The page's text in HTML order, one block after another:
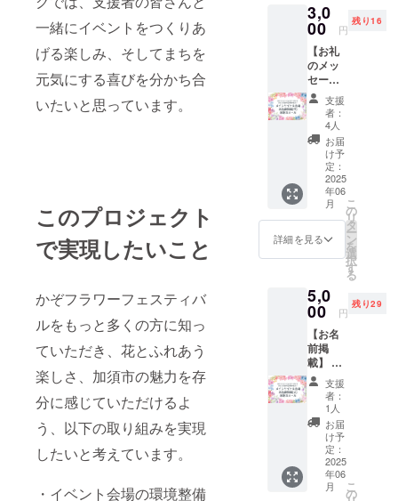
一緒にイベントをつくりあ
げる楽しみ、そしてまちを
元気にする喜びを分かち合
いたいと思っています。
このプロジェクト
で実現したいこと
かぞフラワーフェスティバ
ルをもっと多くの方に知っ
ていただき、花とふれあう
楽しさ、加須市の魅力を存
分に感じていただけるよ
う、以下の取り組みを実現
したいと考えています。
・イベント会場の環境整備
名前を
ご記入
くださ
い。
（15文
字ま
で）
イト
に、支
援者様
のお名
前
（ニッ
クネー
ム）を
掲載し
ます。
・掲載
期間：
2025年
5月〜
2026年
4月まで
の1年間
み、ロ
ゴ／バ
ナーの
掲載は
不可 ・
掲載サ
イズ：
小 ・支
援時、
必ず備
考欄に
希望さ
れるお
名前を
ご記入
3,0
00 円
残り16
【お礼
のメッ
セージ
＆お名
前掲
載・中
サイ
ズ】 感
謝の気
持ちを
込め
て、お
礼の
メッ
セージ
をお送
す。 メ
インサ
イト
に、支
援者様
のお名
前
（ニッ
クネー
ム）を
掲載し
ます。
・掲載
期間：
2025年
支援
者：
4人
お届
け予
定：
2025
年06
月
詳細を見る
こ
の
リ
タ
ー
ン
を
選
択
す
る
5,0
00 円
残り29
【お名
前掲
載】 メ
インサ
イトと
イベン
ト会場
に、支
援者様
のお名
（ニッ
支援
者：
1人
お届
け予
定：
2025
年06
月
こ
の